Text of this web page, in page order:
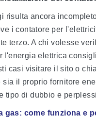
risulta ancora
i contatore per
terzo. A chi volesse
l'energia elettrica
casi visitare il sito o
il proprio fornitore
tipo di dubbio e
gas: come funziona e